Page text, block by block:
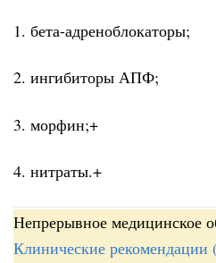
1. бета-адреноблокаторы;
2. ингибиторы АПФ;
3. морфин;+
4. нитраты.+
Непрерывное медицинское
Клинические рекомендации